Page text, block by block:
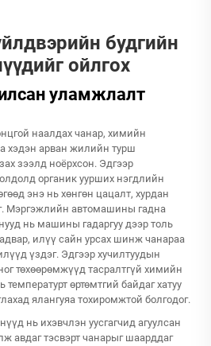
будгийн
ойлгох
уламжлалт
наалдах чанар, химийн
хэдэн арван жилийн турш
зээлд ноёрхсон. Эдгээр
органик уурших нэгдлийн
энэ нь хөнгөн цацалт, хурдан
Мэргэжлийн автомашины гадна
нь машины гадаргуу дээр толь
илүү сайн урсах шинж чанараа
үздэг. Эдгээр хучилтуудын
төхөөрөмжүүд тасралтгүй химийн
өртөмтгий байдаг хатуу
ялангуяа тохиромжтой болгодог.
нь ихэвчлэн уусгагчид агуулсан
авдаг тэсвэрт чанарыг шаарддаг